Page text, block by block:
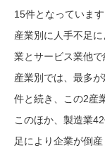
15件となっています
産業別に人手不足
業とサービス業他で
産業別では、最多
件と続き、この2産
このほか、製造業
足により企業が倒産